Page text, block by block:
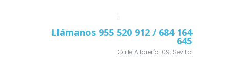
Llámanos 955 520 912 / 684 164
645
Calle Alfarería 109, Sevilla